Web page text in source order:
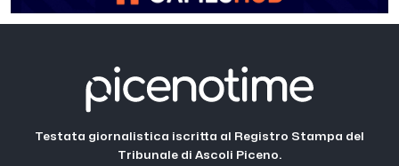
Testata giornalistica iscritta al Registro Stampa del
Tribunale di Ascoli Piceno.